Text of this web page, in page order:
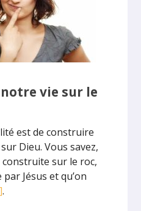
vie sur le
est de construire
Dieu. Vous savez,
sur le roc,
Jésus et qu’on
.